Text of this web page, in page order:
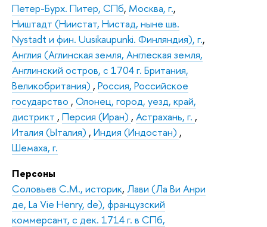
Петер-Бурх. Питер, СПб, Москва, г.,
Ништадт (Ниистат, Нистад, ныне шв.
Nystadt и фин. Uusikaupunki. Финляндия), г.,
Англия (Аглинская земля, Англеская земля,
Англинский остров, с 1704 г. Британия,
Великобритания) , Россия, Российское
государство , Олонец, город, уезд, край,
дистрикт , Персия (Иран) , Астрахань, г. ,
Италия (Ыталия) , Индия (Индостан) ,
Шемаха, г.
Персоны
Соловьев С.М., историк, Лави (Ла Ви Анри
де, La Vie Henry, de), французский
коммерсант, с дек. 1714 г. в СПб,